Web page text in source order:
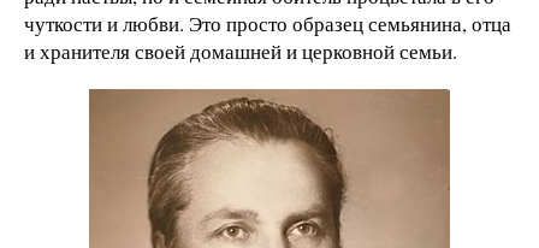
чуткости и любви. Это просто образец семьянина, отца
и хранителя своей домашней и церковной семьи.